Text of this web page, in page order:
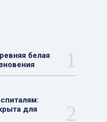
белая
для